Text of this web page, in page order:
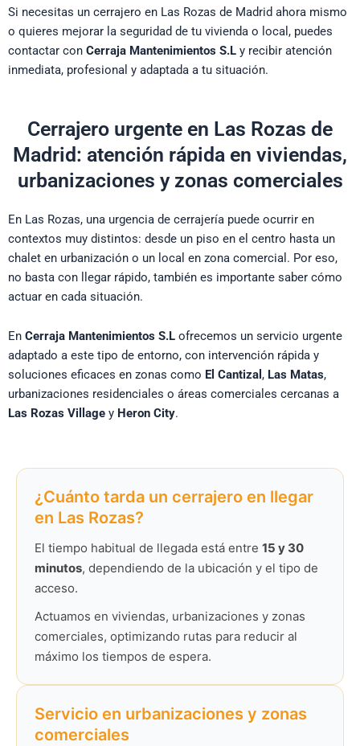
Si necesitas un cerrajero en Las Rozas de Madrid ahora mismo
o quieres mejorar la seguridad de tu vivienda o local, puedes
contactar con Cerraja Mantenimientos S.L y recibir atención
inmediata, profesional y adaptada a tu situación.
Cerrajero urgente en Las Rozas de
Madrid: atención rápida en viviendas,
urbanizaciones y zonas comerciales
En Las Rozas, una urgencia de cerrajería puede ocurrir en
contextos muy distintos: desde un piso en el centro hasta un
chalet en urbanización o un local en zona comercial. Por eso,
no basta con llegar rápido, también es importante saber cómo
actuar en cada situación.
En Cerraja Mantenimientos S.L ofrecemos un servicio urgente
adaptado a este tipo de entorno, con intervención rápida y
soluciones eficaces en zonas como El Cantizal , Las Matas,
urbanizaciones residenciales o áreas comerciales cercanas a
Las Rozas Village y Heron City.
¿Cuánto tarda un cerrajero en llegar
en Las Rozas?
El tiempo habitual de llegada está entre 15 y 30
minutos, dependiendo de la ubicación y el tipo de
acceso.
Actuamos en viviendas, urbanizaciones y zonas
comerciales, optimizando rutas para reducir al
máximo los tiempos de espera.
Servicio en urbanizaciones y zonas
comerciales